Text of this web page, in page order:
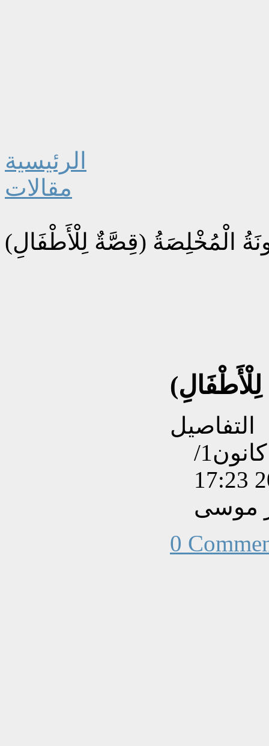
الرئيسية
مقالات
الْمُخْلِصَةُ (قِصَّةٌ لِلْأَطْفَالِ)
التفاصيل
تم إنشاءه بتاريخ الأحد, 23 كانون1/
موسى
0